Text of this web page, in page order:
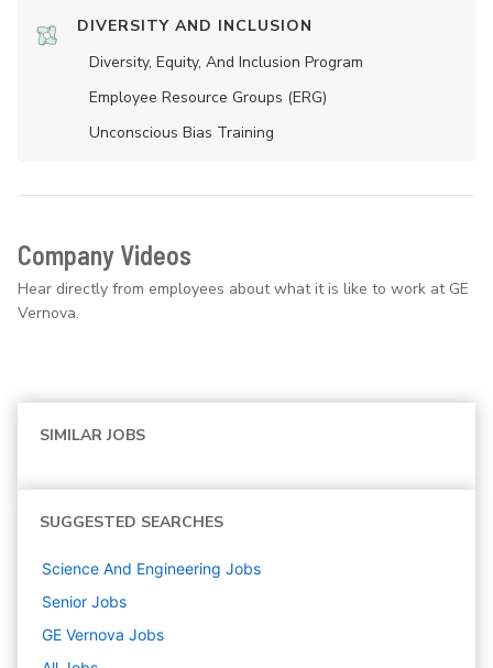
DIVERSITY AND INCLUSION
Diversity, Equity, And Inclusion Program
Employee Resource Groups (ERG)
Unconscious Bias Training
Company Videos
Hear directly from employees about what it is like to work at GE
Vernova.
SIMILAR JOBS
SUGGESTED SEARCHES
Science And Engineering Jobs
Senior Jobs
GE Vernova Jobs